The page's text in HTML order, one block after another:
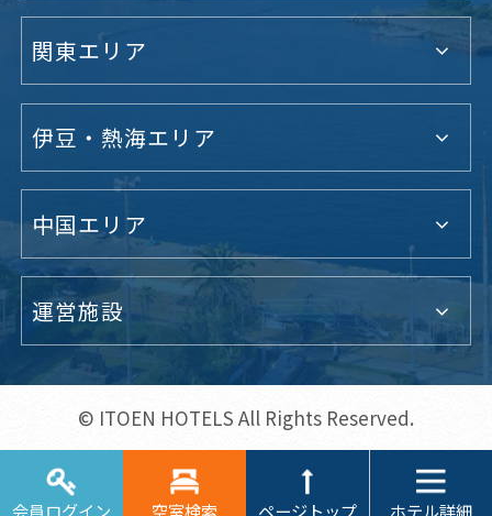
会員ログイン 空室検索 ページトップ ホテル詳細
関東エリア
伊豆・熱海エリア
中国エリア
運営施設
© ITOEN HOTELS All Rights Reserved.